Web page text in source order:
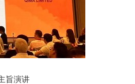
旨演讲